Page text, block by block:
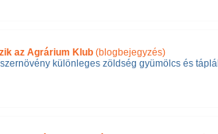
az Agrárium Klub (blogbejegyzés)
különleges zöldség gyümölcs és